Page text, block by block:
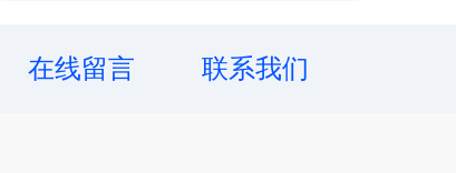
在线留言 联系我们